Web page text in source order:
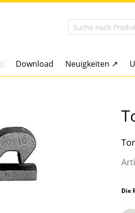
Download Neuigkeiten ↗
Die